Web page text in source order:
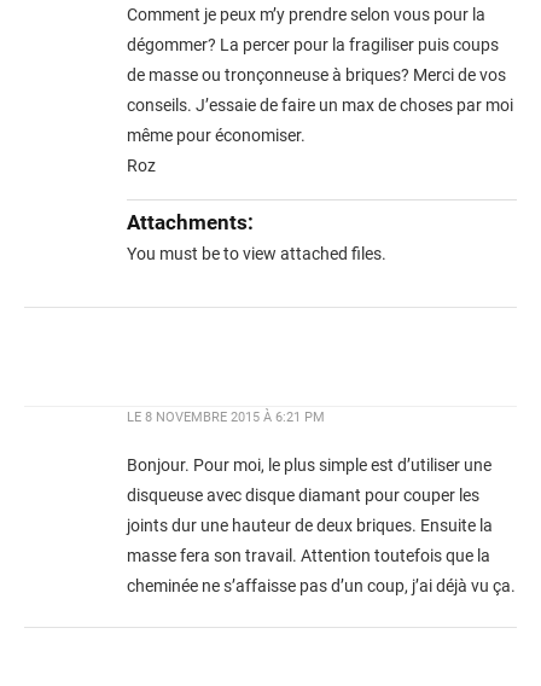
Comment je peux m’y prendre selon vous pour la
dégommer? La percer pour la fragiliser puis coups
de masse ou tronçonneuse à briques? Merci de vos
conseils. J’essaie de faire un max de choses par moi
même pour économiser.
Roz
Attachments:
You must beto view attached files.
LE 8 NOVEMBRE 2015 À 6:21 PM
Bonjour. Pour moi, le plus simple est d’utiliser une
disqueuse avec disque diamant pour couper les
joints dur une hauteur de deux briques. Ensuite la
masse fera son travail. Attention toutefois que la
cheminée ne s’affaisse pas d’un coup, j’ai déjà vu ça.